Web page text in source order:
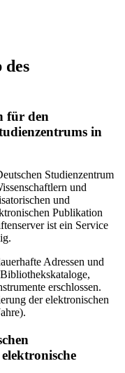
für den
in
Studienzentrum
und
und
Publikation
ist ein Service
Adressen und
erschlossen.
der elektronischen